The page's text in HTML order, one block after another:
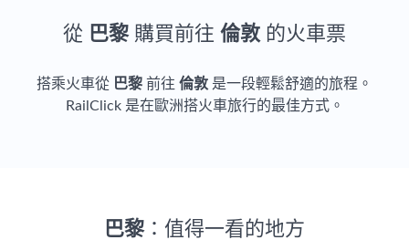
從 巴黎購買前往 倫敦 的火車票
搭乘火車從 巴黎 前往 倫敦 是一段輕鬆舒適的旅程。
RailClick 是在歐洲搭火車旅行的最佳方式。
巴黎：值得一看的地方